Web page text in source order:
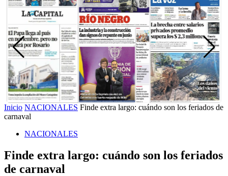
Inicio NACIONALES Finde extra largo: cuándo son los feriados de
carnaval
NACIONALES
Finde extra largo: cuándo son los feriados
de carnaval